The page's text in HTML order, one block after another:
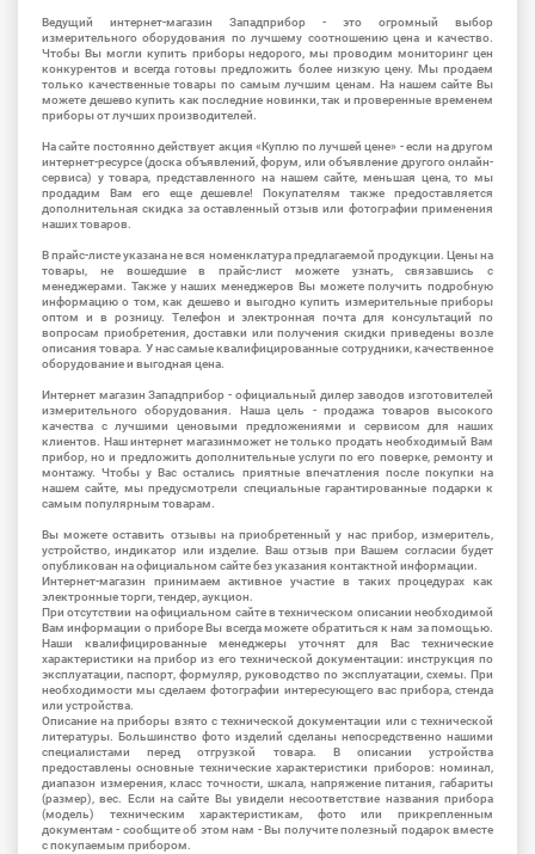
Ведущий интернет-магазин Западприбор - это огромный выбор
измерительного оборудования по лучшему соотношению цена и качество.
Чтобы Вы могли купить приборы недорого, мы проводим мониторинг цен
конкурентов и всегда готовы предложить более низкую цену. Мы продаем
только качественные товары по самым лучшим ценам. На нашем сайте Вы
можете дешево купить как последние новинки, так и проверенные временем
приборы от лучших производителей.
На сайте постоянно действует акция «Куплю по лучшей цене» - если на другом
интернет-ресурсе (доска объявлений, форум, или объявление другого онлайн-
сервиса) у товара, представленного на нашем сайте, меньшая цена, то мы
продадим Вам его еще дешевле! Покупателям также предоставляется
дополнительная скидка за оставленный отзыв или фотографии применения
наших товаров.
В прайс-листе указана не вся номенклатура предлагаемой продукции. Цены на
товары, не вошедшие в прайс-лист можете узнать, связавшись с
менеджерами. Также у наших менеджеров Вы можете получить подробную
информацию о том, как дешево и выгодно купить измерительные приборы
оптом и в розницу. Телефон и электронная почта для консультаций по
вопросам приобретения, доставки или получения скидки приведены возле
описания товара. У нас самые квалифицированные сотрудники, качественное
оборудование и выгодная цена.
Интернет магазин Западприбор - официальный дилер заводов изготовителей
измерительного оборудования. Наша цель - продажа товаров высокого
качества с лучшими ценовыми предложениями и сервисом для наших
клиентов. Наш интернет магазинможет не только продать необходимый Вам
прибор, но и предложить дополнительные услуги по его поверке, ремонту и
монтажу. Чтобы у Вас остались приятные впечатления после покупки на
нашем сайте, мы предусмотрели специальные гарантированные подарки к
самым популярным товарам.
Вы можете оставить отзывы на приобретенный у нас прибор, измеритель,
устройство, индикатор или изделие. Ваш отзыв при Вашем согласии будет
опубликован на официальном сайте без указания контактной информации.
Интернет-магазин принимаем активное участие в таких процедурах как
электронные торги, тендер, аукцион.
При отсутствии на официальном сайте в техническом описании необходимой
Вам информации о приборе Вы всегда можете обратиться к нам за помощью.
Наши квалифицированные менеджеры уточнят для Вас технические
характеристики на прибор из его технической документации: инструкция по
эксплуатации, паспорт, формуляр, руководство по эксплуатации, схемы. При
необходимости мы сделаем фотографии интересующего вас прибора, стенда
или устройства.
Описание на приборы взято с технической документации или с технической
литературы. Большинство фото изделий сделаны непосредственно нашими
специалистами перед отгрузкой товара. В описании устройства
предоставлены основные технические характеристики приборов: номинал,
диапазон измерения, класс точности, шкала, напряжение питания, габариты
(размер), вес. Если на сайте Вы увидели несоответствие названия прибора
(модель) техническим характеристикам, фото или прикрепленным
документам - сообщите об этом нам - Вы получите полезный подарок вместе
с покупаемым прибором.